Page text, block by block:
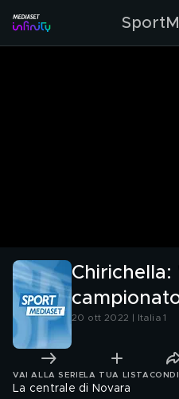
Chirichella:
20 ott 2022 | Italia 1
VAI ALLA SERIE LA TUA LISTA
La centrale di Novara